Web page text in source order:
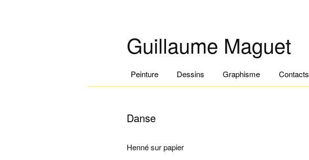
Guillaume Maguet
Aller au contenu principal
Aller au contenu secondaire
Peinture Dessins Graphisme Contacts
Danse
Henné sur papier